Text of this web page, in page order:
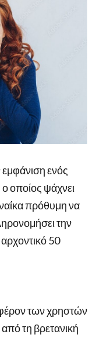
ενός
οποίος ψάχνει
πρόθυμη να
την
αρχοντικό 50
των χρηστών
τη βρετανική